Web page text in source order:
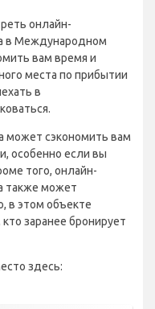
онлайн-
в Международном
вам время и
места по прибытии
в
может сэкономить вам
особенно если вы
того, онлайн-
также может
в этом объекте
заранее бронирует
здесь: